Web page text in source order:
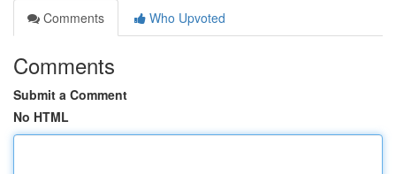
Comments
Who Upvoted
Comments
Submit a Comment
No HTML